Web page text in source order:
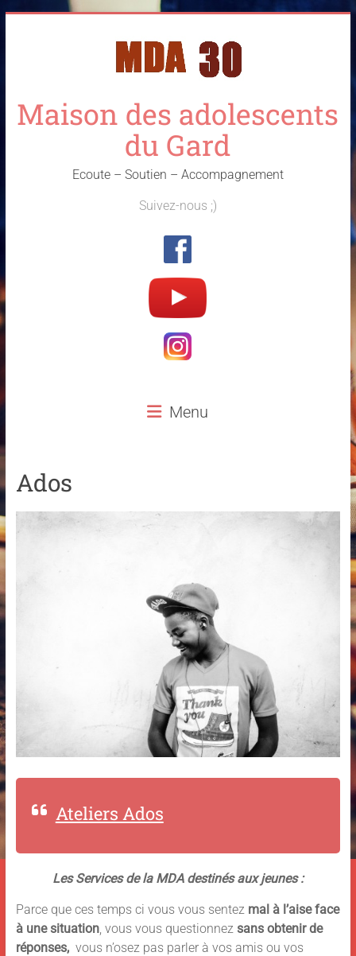
Maison des adolescents
du Gard
Ecoute – Soutien – Accompagnement
Suivez-nous ;)
Menu
Ados
Ateliers Ados
Les Services de la MDA destinés aux jeunes :
Parce que ces temps ci vous vous sentez mal à l’aise face
à une situation, vous vous questionnez sans obtenir de
réponses, vous n’osez pas parler à vos amis ou vos